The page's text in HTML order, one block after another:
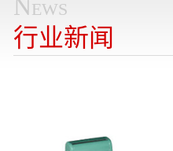
News
行业新闻